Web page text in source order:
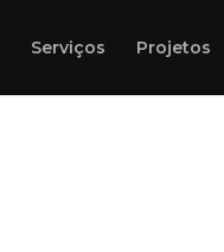
Serviços Projetos